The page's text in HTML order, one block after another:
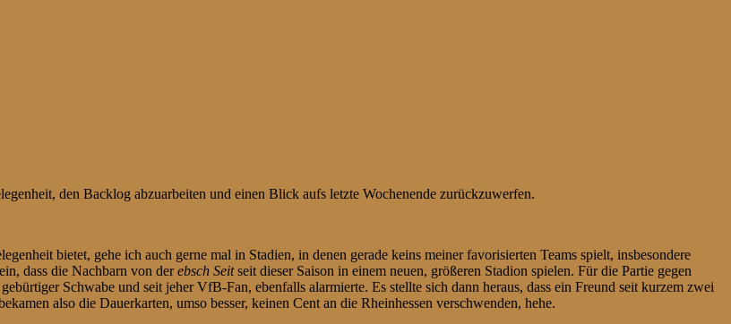
den Backlog abzuarbeiten und einen Blick aufs letzte Wochenende zurückzuwerfen.
bietet, gehe ich auch gerne mal in Stadien, in denen gerade keins meiner favorisierten Teams spielt, insbesondere
dass die Nachbarn von derebsch Seitseit dieser Saison in einem neuen, größeren Stadion spielen. Für die Partie gegen
Schwabe und seit jeher VfB-Fan, ebenfalls alarmierte. Es stellte sich dann heraus, dass ein Freund seit kurzem zwei
also die Dauerkarten, umso besser, keinen Cent an die Rheinhessen verschwenden, hehe.